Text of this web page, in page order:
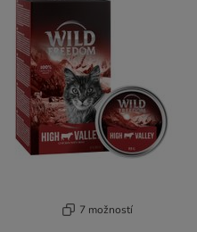
7 možností